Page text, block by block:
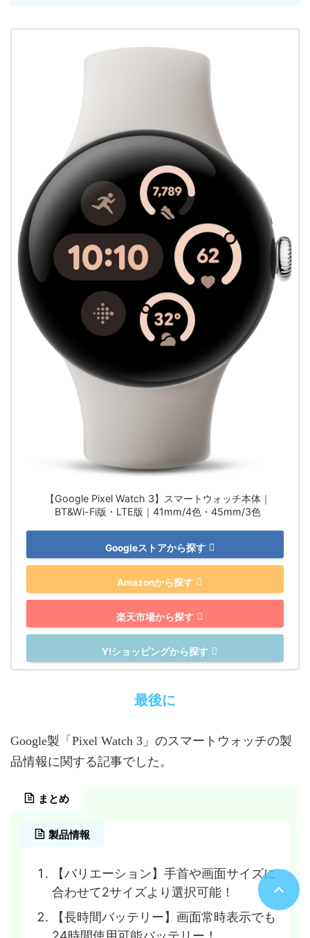
【Google Pixel Watch 3】スマートウォッチ本体｜
BT&Wi-Fi版・LTE版｜41mm/4色・45mm/3色
Googleストアから探す
Amazonから探す
楽天市場から探す
Y!ショッピングから探す
最後に
Google製「Pixel Watch 3」のスマートウォッチの製
品情報に関する記事でした。
まとめ
製品情報
【バリエーション】手首や画面サイズに
合わせて2サイズより選択可能！
【長時間バッテリー】画面常時表示でも